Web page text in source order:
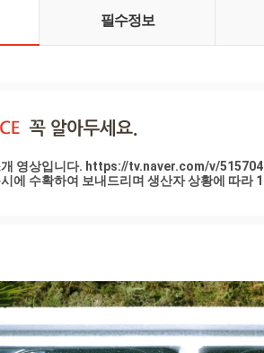
필수정보
개 영상입니다. https://tv.naver.com/v/
시에 수확하여 보내드리며 생산자 상황에 따라